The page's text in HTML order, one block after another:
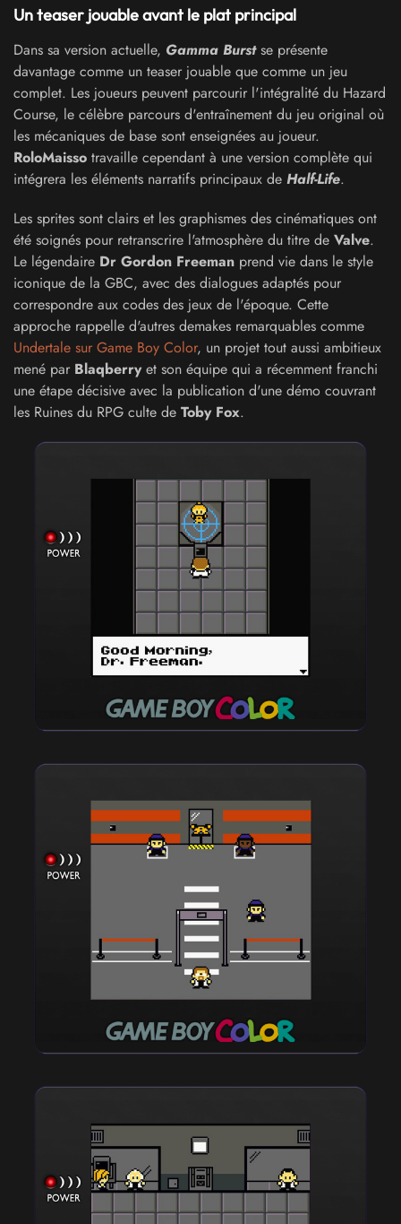
Un teaser jouable avant le plat principal
Dans sa version actuelle, Gamma Burstse présente
davantage comme un teaser jouable que comme un jeu
complet. Les joueurs peuvent parcourir l'intégralité du Hazard
Course, le célèbre parcours d'entraînement du jeu original où
les mécaniques de base sont enseignées au joueur.
RoloMaisso travaille cependant à une version complète qui
intégrera les éléments narratifs principaux de Half-Life.
Les sprites sont clairs et les graphismes des cinématiques ont
été soignés pour retranscrire l'atmosphère du titre de Valve.
Le légendaire Dr Gordon Freeman prend vie dans le style
iconique de la GBC, avec des dialogues adaptés pour
correspondre aux codes des jeux de l'époque. Cette
approche rappelle d'autres demakes remarquables comme
Undertale sur Game Boy Color, un projet tout aussi ambitieux
mené par Blaqberryet son équipe qui a récemment franchi
une étape décisive avec la publication d'une démo couvrant
les Ruines du RPG culte de Toby Fox.